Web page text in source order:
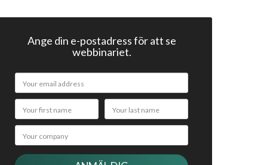
Ange din e-postadress för att se
webbinariet.